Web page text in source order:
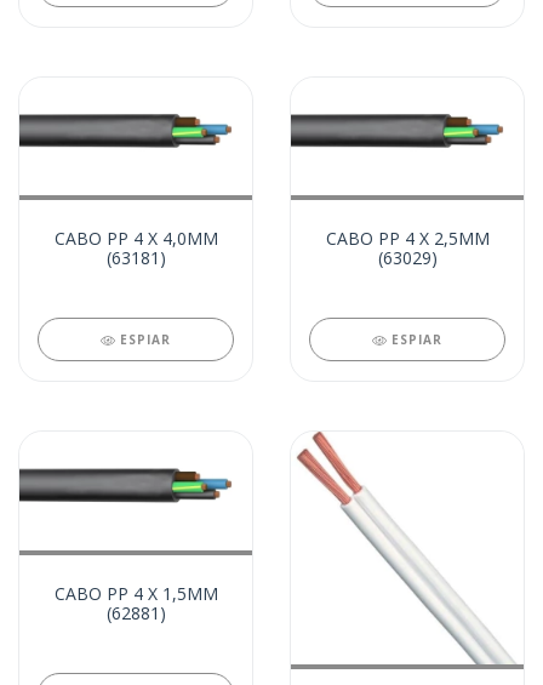
CABO PP 4 X 4,0MM
(63181)
ESPIAR
CABO PP 4 X 2,5MM
(63029)
ESPIAR
CABO PP 4 X 1,5MM
(62881)